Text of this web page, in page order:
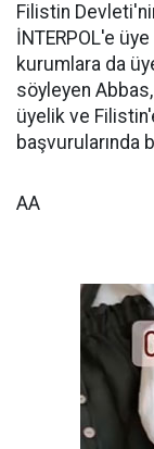
Filistin
İNTERPOL'e
kurumlara da
söyleyen
üyelik ve
başvurularında
AA